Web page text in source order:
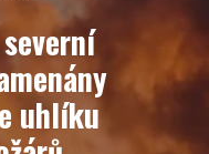
uhlíku